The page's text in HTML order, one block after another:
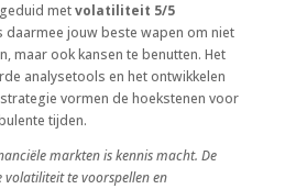
metvolatiliteit 5/5
daarmee jouw beste wapen om niet
maar ook kansen te benutten. Het
analysetools en het ontwikkelen
vormen de hoekstenen voor
tijden.
markten is kennis macht. De
te voorspellen en